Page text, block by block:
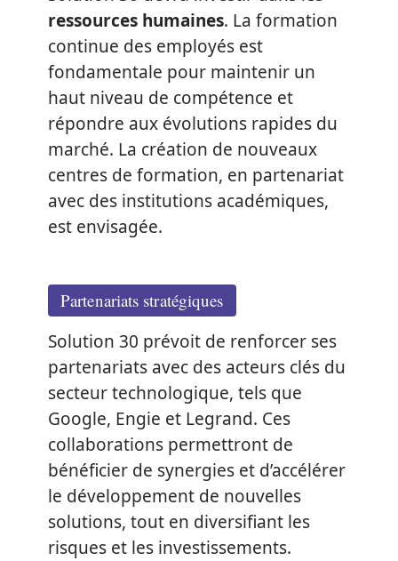
ressources humaines. La formation
continue des employés est
fondamentale pour maintenir un
haut niveau de compétence et
répondre aux évolutions rapides du
marché. La création de nouveaux
centres de formation, en partenariat
avec des institutions académiques,
est envisagée.
Partenariats stratégiques
Solution 30 prévoit de renforcer ses
partenariats avec des acteurs clés du
secteur technologique, tels que
Google, Engie et Legrand. Ces
collaborations permettront de
bénéficier de synergies et d’accélérer
le développement de nouvelles
solutions, tout en diversifiant les
risques et les investissements.